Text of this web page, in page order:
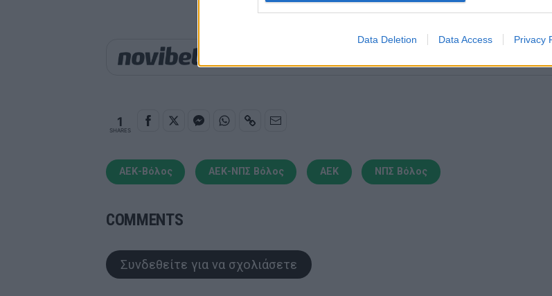
Data Deletion Data Access Privacy
1
SHARES
ΑΕΚ-Βόλος ΑΕΚ-ΝΠΣ Βόλος ΑΕΚ ΝΠΣ Βόλος
COMMENTS
Συνδεθείτε για να σχολιάσετε